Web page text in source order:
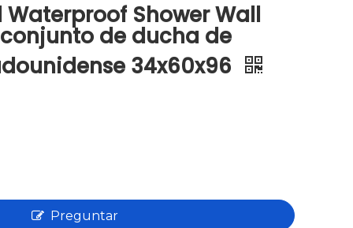
Waterproof Shower Wall
de ducha de
34x60x96
Preguntar